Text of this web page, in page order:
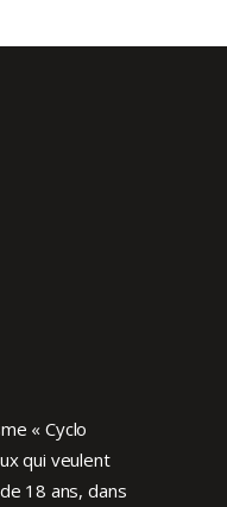
« Cyclo
qui veulent
18 ans, dans